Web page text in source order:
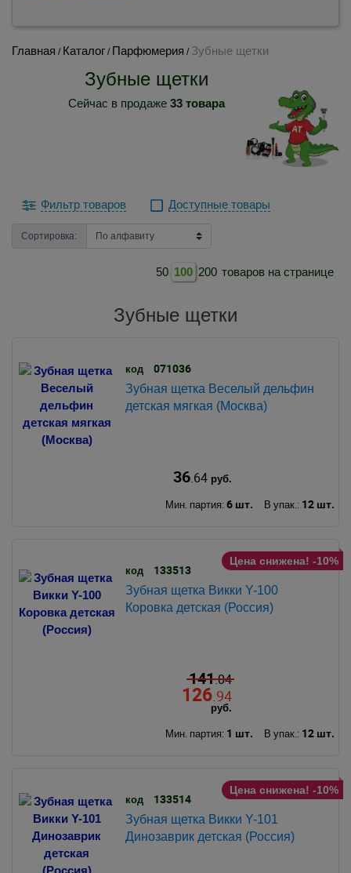
Главная / Каталог / Парфюмерия / Зубные щетки
Зубные щетки
Сейчас в продаже 33 товара
Фильтр товаров Доступные товары
Сортировка:
50 100 200 товаров на странице
Зубные щетки
код 071036
Зубная щетка Веселый дельфин
детская мягкая (Москва)
36.64руб.
Мин. партия: 6 шт. В упак.: 12 шт.
Цена снижена! -10%
код 133513
Зубная щетка Викки Y-100
Коровка детская (Россия)
141.04
126.94
руб.
Мин. партия: 1 шт. В упак.: 12 шт.
Цена снижена! -10%
код 133514
Зубная щетка Викки Y-101
Динозаврик детская (Россия)